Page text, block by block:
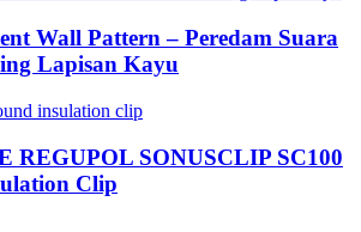
Wall Pattern – Peredam Suara
Lapisan Kayu
REGUPOL SONUSCLIP SC100
Clip